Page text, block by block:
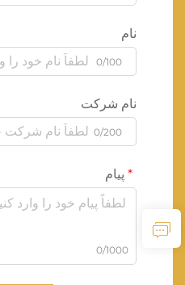
نام
0/100
نام شرکت
0/200
پیام
0/1000